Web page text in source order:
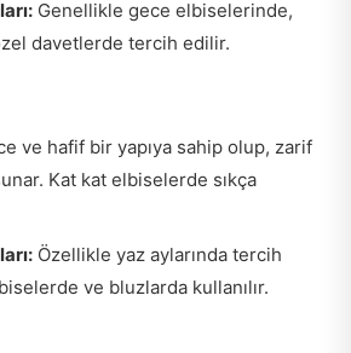
Genellikle gece elbiselerinde,
davetlerde tercih edilir.
ve hafif bir yapıya sahip olup, zarif
Kat kat elbiselerde sıkça
Özellikle yaz aylarında tercih
ve bluzlarda kullanılır.